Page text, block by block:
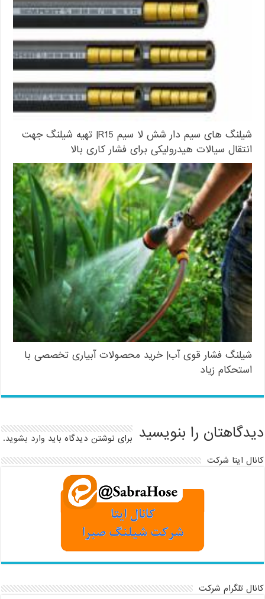
شیلنگ های سیم دار شش لا سیم R15| تهیه شیلنگ جهت
انتقال سیالات هیدرولیکی برای فشار کاری بالا
شیلنگ فشار قوی آب| خرید محصولات آبیاری تخصصی با
استحکام زیاد
دیدگاهتان را بنویسید برای نوشتن دیدگاه باید وارد بشوید.
کانال ایتا شرکت
کانال تلگرام شرکت